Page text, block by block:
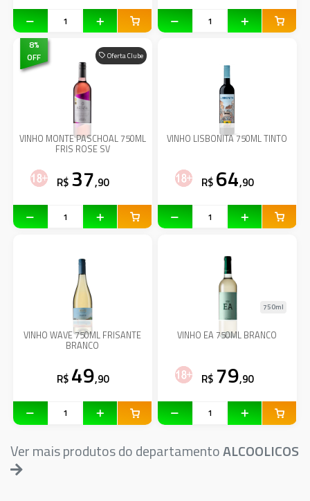
Oferta Clube
8%
OFF
VINHO MONTE PASCHOAL 750ML
FRIS ROSE SV
R$ 37,90
VINHO LISBONITA 750ML TINTO
R$ 64,90
VINHO WAVE 750ML FRISANTE
BRANCO
R$ 49,90
VINHO EA 750ML BRANCO
750ml
R$ 79,90
Ver mais produtos do departamentoALCOOLICOS